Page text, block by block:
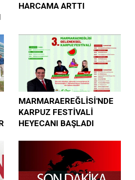
HARCAMA ARTTI
MARMARAEREĞLİSİ'NDE
KARPUZ FESTİVALİ
HEYECANI BAŞLADI